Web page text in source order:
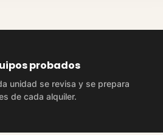
probados
unidad se revisa y se prepara
de cada alquiler.